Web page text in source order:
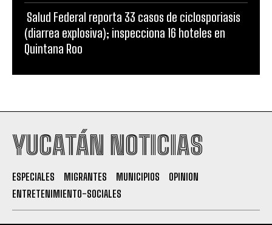
Salud Federal reporta 33 casos de ciclosporiasis
(diarrea explosiva); inspecciona 16 hoteles en
Quintana Roo
YUCATÁN NOTICIAS
ESPECIALES MIGRANTES MUNICIPIOS
OPINION
ENTRETENIMIENTO-SOCIALES